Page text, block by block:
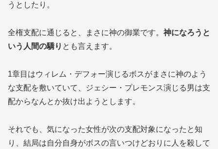
うとしたり。
全権支配に通じると、まさに神の御業です。 神になろうと
いう人間の驕り とも言えます。
1章目はウィレム・デフォー演じるボスがまさに神のよう
な支配を敷いていて、ジェシー・プレモンス演じる男は支
配からなんとか抜け出ようとします。
それでも、気になった女性が次の支配対象になったと知
り、結局は自分自身がボスの言いつけどおりに人を殺して